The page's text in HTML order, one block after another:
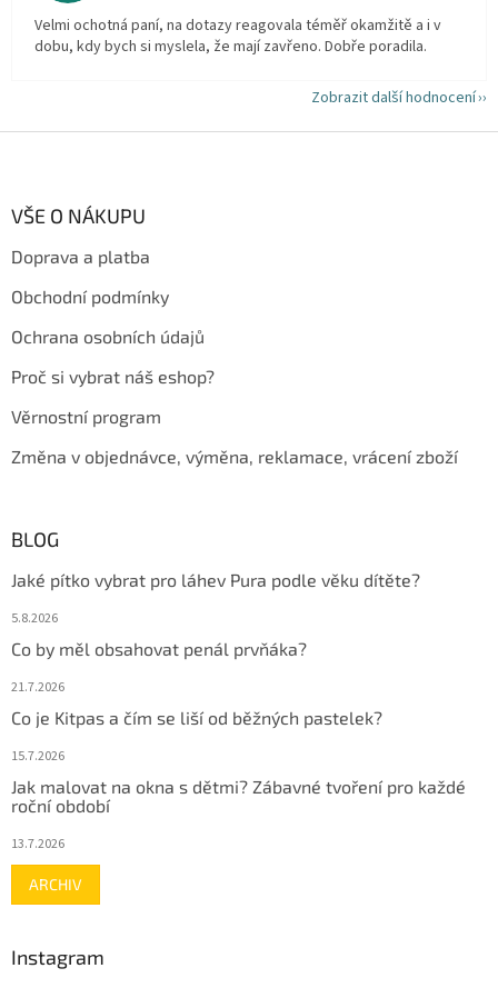
Velmi ochotná paní, na dotazy reagovala téměř okamžitě a i v
dobu, kdy bych si myslela, že mají zavřeno. Dobře poradila.
Zobrazit další hodnocení
VŠE O NÁKUPU
Doprava a platba
Obchodní podmínky
Ochrana osobních údajů
Proč si vybrat náš eshop?
Věrnostní program
Změna v objednávce, výměna, reklamace, vrácení zboží
BLOG
Jaké pítko vybrat pro láhev Pura podle věku dítěte?
5.8.2026
Co by měl obsahovat penál prvňáka?
21.7.2026
Co je Kitpas a čím se liší od běžných pastelek?
15.7.2026
Jak malovat na okna s dětmi? Zábavné tvoření pro každé
roční období
13.7.2026
ARCHIV
Instagram